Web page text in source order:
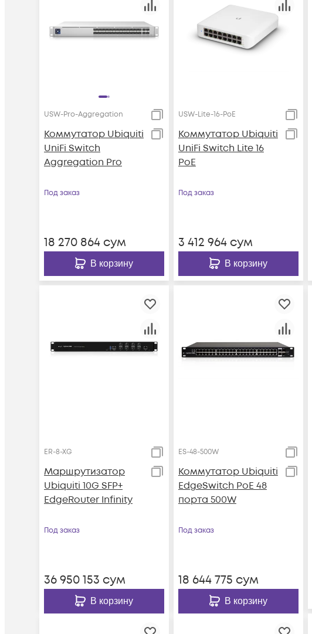
USW-Pro-Aggregation
Коммутатор Ubiquiti
UniFi Switch
Aggregation Pro
Под заказ
18 270 864 сум
В корзину
USW-Lite-16-PoE
Коммутатор Ubiquiti
UniFi Switch Lite 16
PoE
Под заказ
3 412 964сум
В корзину
ER-8-XG
Маршрутизатор
Ubiquiti 10G SFP+
EdgeRouter Infinity
Под заказ
36 950 153 сум
В корзину
ES-48-500W
Коммутатор Ubiquiti
EdgeSwitch PoE 48
порта 500W
Под заказ
18 644 775 сум
В корзину